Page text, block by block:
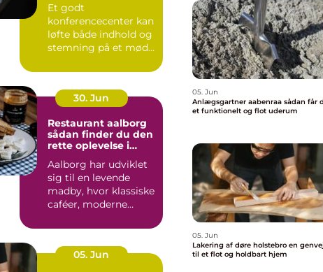
Et godt
konferencecenter kan
løfte både indhold og
stemning på et møde.
30. Jun
Restaurant aalborg
sådan finder du den
rette oplevelse i
Aalborg har udviklet
sig til en levende
madby, hvor klassiske
caféer, moderne
specialise...
05. Jun
05. Jun
Anlægsgartner aabenraa sådan får du
et funktionelt og flot uderum
05. Jun
Lakering af døre holstebro en genvej
til et flot og holdbart hjem